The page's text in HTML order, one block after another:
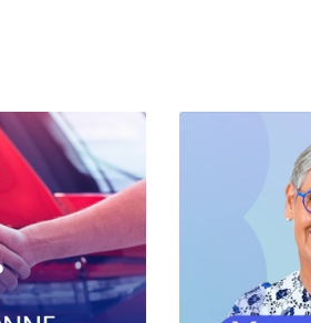
S12E147: L'actu auto du 04 août 2020
00:07:33 - IL Y A 6 ANS
S12E146: L'actu auto du 28 juillet 2020
00:04:46 - IL Y A 6 ANS